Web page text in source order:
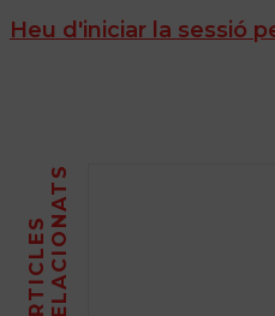
Heu d'iniciar la sessió
A
R
T
I
C
L
E
S
R
E
L
A
C
I
O
N
A
TS